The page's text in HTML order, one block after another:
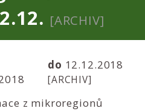
[ARCHIV]
do 12.12.2018
[ARCHIV]
z mikroregionů